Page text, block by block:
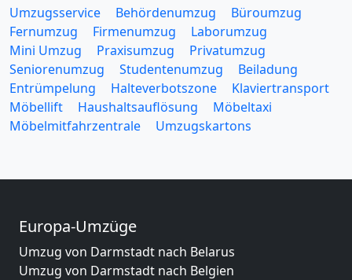
Umzugsservice Behördenumzug
Büroumzug
Fernumzug
Firmenumzug
Laborumzug
Mini Umzug
Praxisumzug
Privatumzug
Seniorenumzug
Studentenumzug
Beiladung
Entrümpelung
Halteverbotszone
Klaviertransport
Möbellift
Haushaltsauflösung
Möbeltaxi
Möbelmitfahrzentrale
Umzugskartons
Europa-Umzüge
Umzug von Darmstadt nach Belarus
Umzug von Darmstadt nach Belgien